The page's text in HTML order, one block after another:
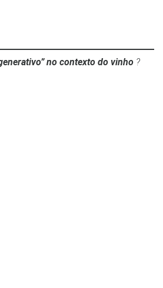
no contexto do vinho ?